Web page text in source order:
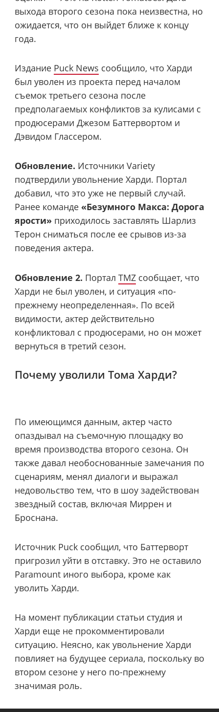
выхода второго сезона пока неизвестна, но
ожидается, что он выйдет ближе к концу
года.
Издание Puck News сообщило, что Харди
был уволен из проекта перед началом
съемок третьего сезона после
предполагаемых конфликтов за кулисами с
продюсерами Джезом Баттервортом и
Дэвидом Глассером.
Обновление. Источники Variety
подтвердили увольнение Харди. Портал
добавил, что это уже не первый случай.
Ранее команде «Безумного Макса: Дорога
ярости» приходилось заставлять Шарлиз
Терон сниматься после ее срывов из-за
поведения актера.
Обновление 2. Портал TMZ сообщает, что
Харди не был уволен, и ситуация «по-
прежнему неопределенная». По всей
видимости, актер действительно
конфликтовал с продюсерами, но он может
вернуться в третий сезон.
Почему уволили Тома Харди?
По имеющимся данным, актер часто
опаздывал на съемочную площадку во
время производства второго сезона. Он
также давал необоснованные замечания по
сценариям, менял диалоги и выражал
недовольство тем, что в шоу задействован
звездный состав, включая Миррен и
Броснана.
Источник Puck сообщил, что Баттерворт
пригрозил уйти в отставку. Это не оставило
Paramount иного выбора, кроме как
уволить Харди.
На момент публикации статьи студия и
Харди еще не прокомментировали
ситуацию. Неясно, как увольнение Харди
повлияет на будущее сериала, поскольку во
втором сезоне у него по-прежнему
значимая роль.